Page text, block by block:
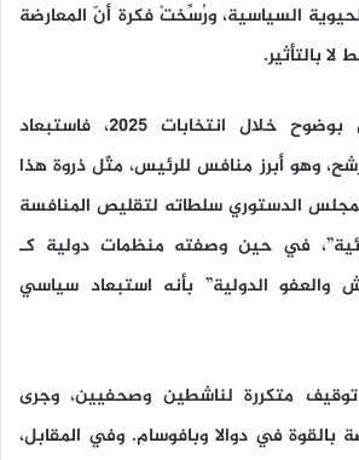
السياسية، ورُسِّختْ فكرة أنّ المعارضة
بالتأثير.
وتجلّى هذا الانغلاق بوضوح خلال انتخابات 2025، فاستبعاد
وهو أبرز منافس للرئيس، مثّل ذروة هذا
الدستوري سلطاته لتقليص المنافسة
في حين وصفته منظمات دولية كـ
الدولية” بأنه استبعاد سياسي
متكررة لناشطين وصحفيين، وجرى
بالقوة في دوالا وبافوسام. وفي المقابل،